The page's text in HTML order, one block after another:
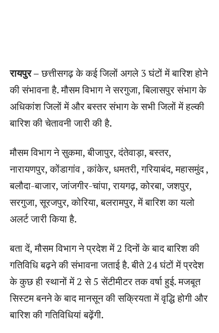
रायपुर –छत्तीसगढ़ के कई जिलों अगले 3 घंटों में बारिश होने
की संभावना है. मौसम विभाग ने सरगुजा, बिलासपुर संभाग के
अधिकांश जिलों में और बस्तर संभाग के सभी जिलों में हल्की
बारिश की चेतावनी जारी की है.
मौसम विभाग ने सुकमा, बीजापुर, दंतेवाड़ा, बस्तर,
नारायणपुर, कोंडागांव , कांकेर, धमतरी, गरियाबंद, महासमुंद ,
बलौदा-बाजार, जांजगीर-चांपा, रायगढ़, कोरबा, जशपुर,
सरगुजा, सूरजपुर, कोरिया, बलरामपुर, में बारिश का यलो
अलर्ट जारी किया है.
बता दें, मौसम विभाग ने प्रदेश में 2 दिनों के बाद बारिश की
गतिविधि बढ़ने की संभावना जताई है. बीते 24 घंटों में प्रदेश
के कुछ ही स्थानों में 2 से 5 सेंटीमीटर तक वर्षा हुई. मजबूत
सिस्टम बनने के बाद मानसून की सक्रियता में वृद्धि होगी और
बारिश की गतिविधियां बढ़ेंगी.